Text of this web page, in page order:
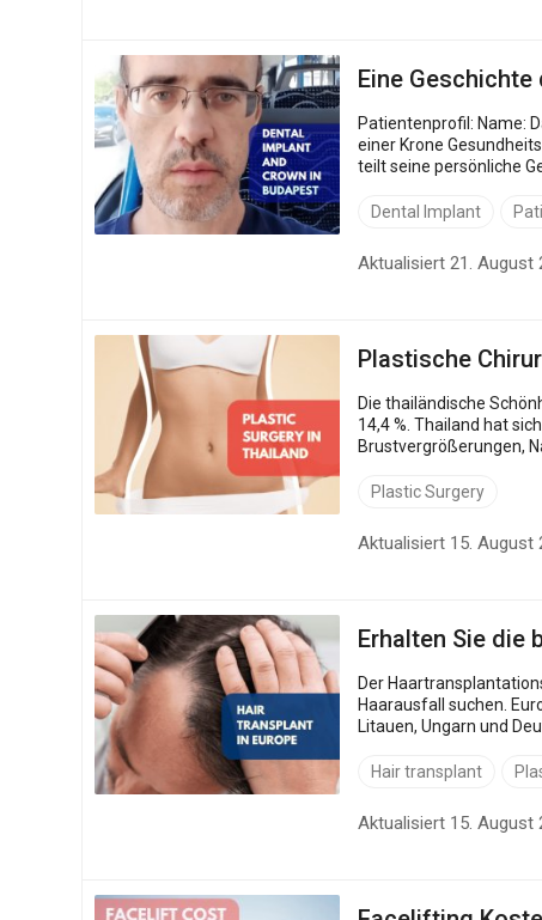
Eine
Patientenprofil: Name: David Herkunft: Schweiz Behandlungsziel: Budapest, Ungarn Medizinische Eingriffe: Zahnextraktion, Zahnimplantat, Einsetzen
einer Krone Gesundheitseinrichtung: Evergreen Zahnklinik Lernen Sie von Davids erfolgreicher Geschichte über Zahnimplantate und Zahnkronen. David
teilt seine persönliche Geschichte über
Dental Implant
Aktualisiert 21. August
Plastische
Die thailändische Schönheitschirurgie
14,4 %. Thailand hat
Brustvergrößerungen,
Plastic Surgery
Aktualisiert 15. August
Erhalten Sie die
Der Haartransplantationsmarkt wird bis 2032
Haarausfall suchen.
Litauen, Ungarn und
Hair transplant
Aktualisiert 15. August